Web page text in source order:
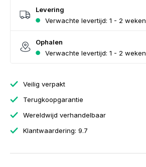
Levering
Verwachte levertijd: 1 - 2 weken
Ophalen
Verwachte levertijd: 1 - 2 weken
Veilig verpakt
Terugkoopgarantie
Wereldwijd verhandelbaar
Klantwaardering: 9.7